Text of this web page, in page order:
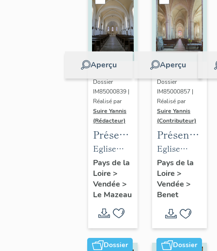
Aperçu
Dossier
IM85000839 |
Réalisé par
Suire Yannis
(Rédacteur)
Présentation
des
objets
mobiliers
de
du
Mazeau
Eglise
Notre-
Dame de
l'Immaculée
du
Mazeau
Pays de la
Loire >
Vendée >
Le Mazeau
Aperçu
Dossier
IM85000857 |
Réalisé par
Suire Yannis
(Contributeur)
Présentation
des
objets
mobiliers
de
Sainte-
Eulalie
de Benet
Eglise
paroissiale
Sainte-
Eulalie de
Pays de la
Loire >
Vendée >
Benet
Dossier Dossier